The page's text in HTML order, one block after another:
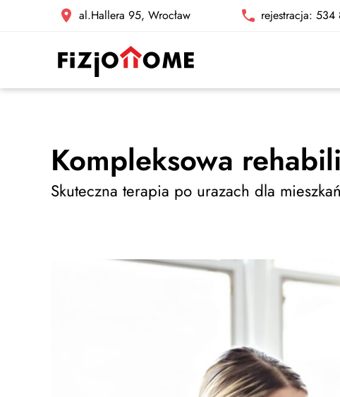
al.Hallera 95, Wrocław rejestracja:
Kompleksowa
Skuteczna terapia po urazach dla